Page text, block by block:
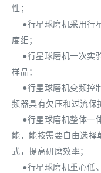
性；
●行星球磨机采用行
度细；
●行星球磨机一次实
样品；
●行星球磨机变频控
频器具有欠压和过流保
●行星球磨机整体一
能，能按需要自由选择
式，提高研磨效率；
●行星球磨机重心低